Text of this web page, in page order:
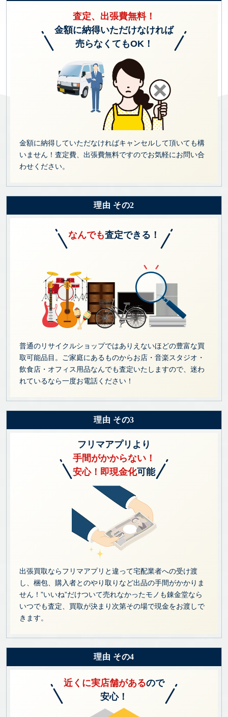
査定、出張費無料！
金額に納得いただけなければ
売らなくてもOK！
金額に納得していただなければキャンセルして頂いても構
いません！査定費、出張費無料ですのでお気軽にお問い合
わせください。
理由 その2
なんでも査定できる！
普通のリサイクルショップではありえないほどの豊富な買
取可能品目。ご家庭にあるものからお店・音楽スタジオ・
飲食店・オフィス用品なんでも査定いたしますので、迷わ
れているなら一度お電話ください！
理由 その3
フリマアプリより
手間がかからない！
安心！即現金化可能
出張買取ならフリマアプリと違って宅配業者への受け渡
し、梱包、購入者とのやり取りなど出品の手間がかかりま
せん！”いいね”だけついて売れなかったモノも錬金堂なら
いつでも査定、買取が決まり次第その場で現金をお渡しで
きます。
理由 その4
近くに実店舗があるので
安心！